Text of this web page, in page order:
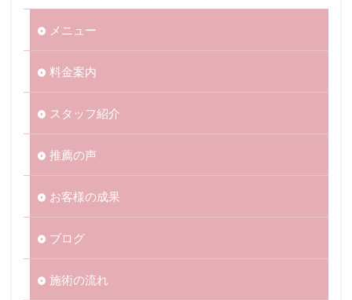
メニュー
料金案内
スタッフ紹介
推薦の声
お客様の成果
ブログ
施術の流れ